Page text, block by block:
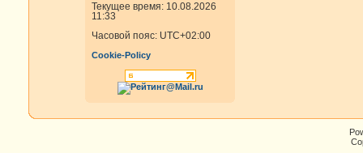
Текущее время: 10.08.2026
11:33
Часовой пояс: UTC+02:00
Cookie-Policy